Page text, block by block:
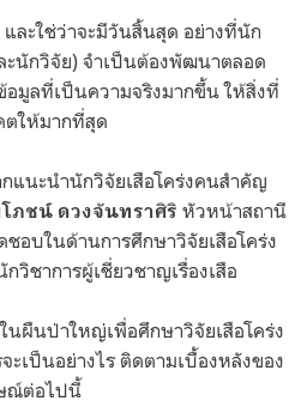
ละใช่ว่าจะมีวันสิ้นสุด อย่างที่นัก
ะนักวิจัย) จำเป็นต้องพัฒนาตลอด
อมูลที่เป็นความจริงมากขึ้น ให้สิ่งที่
ให้มากที่สุด
แนะนำนักวิจัยเสือโคร่งคนสำคัญ
ภชน์ ดวงจันทราศิริ หัวหน้าสถานี
อบในด้านการศึกษาวิจัยเสือโคร่ง
กวิชาการผู้เชี่ยวชาญเรื่องเสือ
นผืนป่าใหญ่เพื่อศึกษาวิจัยเสือโคร่ง
เป็นอย่างไร ติดตามเบื้องหลังของ
ณ์ต่อไปนี้